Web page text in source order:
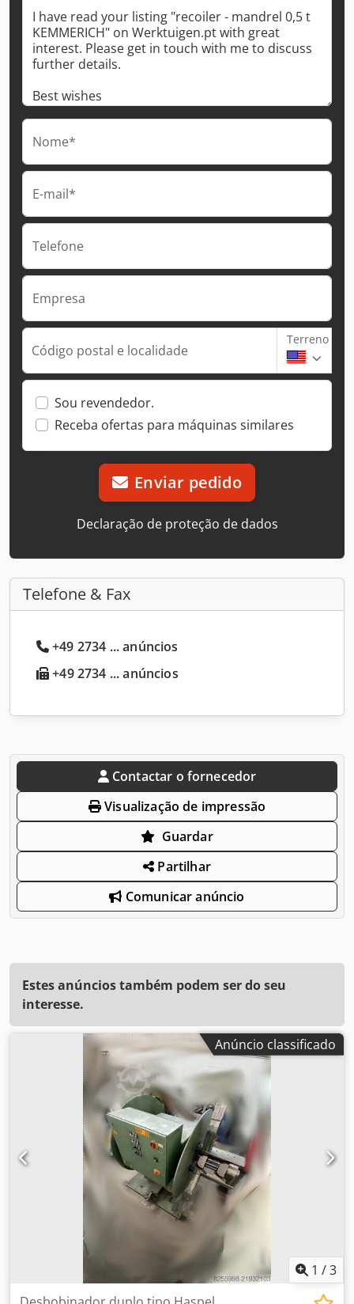
Nome*
E-mail*
Telefone
Empresa
Código postal e localidade
Terreno
Sou revendedor.
Receba ofertas para máquinas similares
Enviar pedido
Declaração de proteção de dados
Telefone & Fax
+49 2734 ... anúncios
+49 2734 ... anúncios
Contactar o fornecedor
Visualização de impressão
Guardar
Partilhar
Comunicar anúncio
Estes anúncios também podem ser do seu
interesse.
Anúncio classificado
1 /3